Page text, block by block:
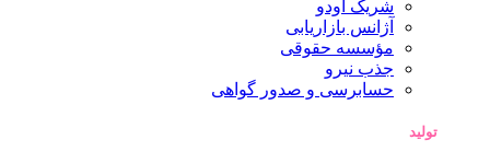
شریک اودو
آژانس بازاریابی
مؤسسه حقوقی
جذب نیرو
حسابرسی و صدور گواهی
تولید